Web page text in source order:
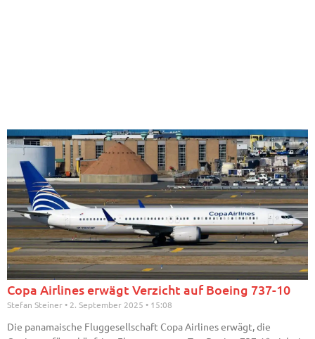
Copa Airlines erwägt Verzicht auf Boeing 737-10
Stefan Steiner 2. September 2025 15:08
Die panamaische Fluggesellschaft Copa Airlines erwägt, die